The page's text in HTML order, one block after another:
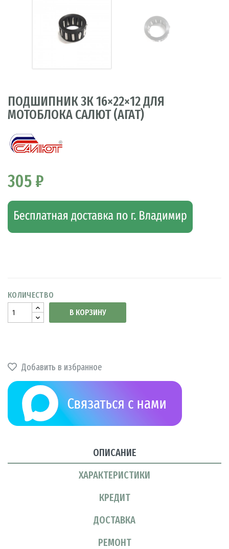
ПОДШИПНИК 3К 16×22×12 ДЛЯ
МОТОБЛОКА САЛЮТ (АГАТ)
305 ₽
КОЛИЧЕСТВО
В КОРЗИНУ
Добавить в избранное
ОПИСАНИЕ
ХАРАКТЕРИСТИКИ
КРЕДИТ
ДОСТАВКА
РЕМОНТ